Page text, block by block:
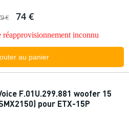
€ 74 €
réapprovisionnement inconnu
au panier
F.01U.299.881 woofer 15
pour ETX-15P